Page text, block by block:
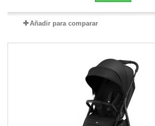
Añadir para comparar